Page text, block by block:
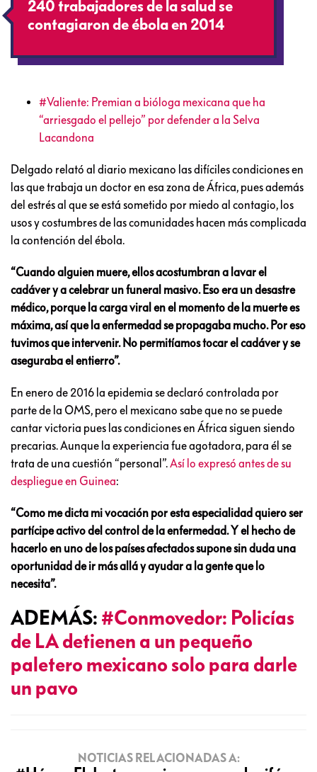
240 trabajadores de la salud se
contagiaron de ébola en 2014
#Valiente: Premian a bióloga mexicana que ha
“arriesgado el pellejo” por defender a la Selva
Lacandona
Delgado relató al diario mexicano las difíciles condiciones en
las que trabaja un doctor en esa zona de África, pues además
del estrés al que se está sometido por miedo al contagio, los
usos y costumbres de las comunidades hacen más complicada
la contención del ébola.
“Cuando alguien muere, ellos acostumbran a lavar el
cadáver y a celebrar un funeral masivo. Eso era un desastre
médico, porque la carga viral en el momento de la muerte es
máxima, así que la enfermedad se propagaba mucho. Por eso
tuvimos que intervenir. No permitíamos tocar el cadáver y se
aseguraba el entierro”.
En enero de 2016 la epidemia se declaró controlada por
parte de la OMS, pero el mexicano sabe que no se puede
cantar victoria pues las condiciones en África siguen siendo
precarias. Aunque la experiencia fue agotadora, para él se
trata de una cuestión “personal”.Así lo expresó antes de su
despliegue en Guinea:
“Como me dicta mi vocación por esta especialidad quiero ser
partícipe activo del control de la enfermedad. Y el hecho de
hacerlo en uno de los países afectados supone sin duda una
oportunidad de ir más allá y ayudar a la gente que lo
necesita”.
ADEMÁS: #Conmovedor: Policías
de LA detienen a un pequeño
paletero mexicano solo para darle
un pavo
NOTICIAS RELACIONADAS A: